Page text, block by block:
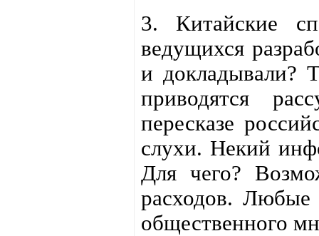
3. Китайские
ведущихся
и докладывали?
приводятся
пересказе
слухи. Некий
Для чего?
расходов. Любые
общественного